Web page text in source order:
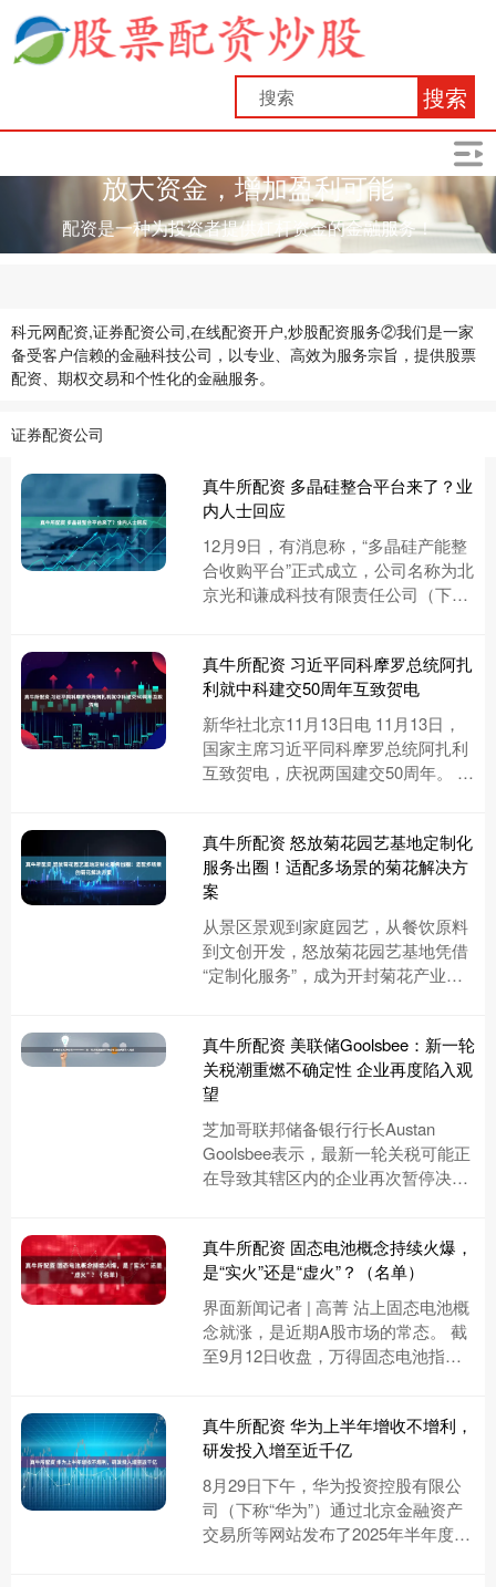
搜索
放大资金，增加盈利可能
配资是一种为投资者提供杠杆资金的金融服务！
科元网配资,证券配资公司,在线配资开户,炒股配资服务②我们是一家
备受客户信赖的金融科技公司，以专业、高效为服务宗旨，提供股票
配资、期权交易和个性化的金融服务。
证券配资公司
真牛所配资 多晶硅整合平台来了？业
内人士回应
12月9日，有消息称，“多晶硅产能整
合收购平台”正式成立，公司名称为北
京光和谦成科技有限责任公司（下
真牛所配资 习近平同科摩罗总统阿扎
利就中科建交50周年互致贺电
新华社北京11月13日电 11月13日，
国家主席习近平同科摩罗总统阿扎利
互致贺电，庆祝两国建交50周年。 习
真牛所配资 怒放菊花园艺基地定制化
服务出圈！适配多场景的菊花解决方
案
从景区景观到家庭园艺，从餐饮原料
到文创开发，怒放菊花园艺基地凭借
“定制化服务”，成为开封菊花产业的
真牛所配资 美联储Goolsbee：新一轮
关税潮重燃不确定性 企业再度陷入观
望
芝加哥联邦储备银行行长Austan
Goolsbee表示，最新一轮关税可能正
在导致其辖区内的企业再次暂停决
真牛所配资 固态电池概念持续火爆，
是“实火”还是“虚火”？（名单）
界面新闻记者 | 高菁 沾上固态电池概
念就涨，是近期A股市场的常态。 截
至9月12日收盘，万得固态电池指数
真牛所配资 华为上半年增收不增利，
研发投入增至近千亿
8月29日下午，华为投资控股有限公
司（下称“华为”）通过北京金融资产
交易所等网站发布了2025年半年度报